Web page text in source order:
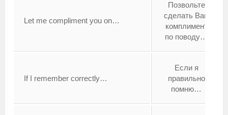
Let me compliment you on…
Позвольте
сделать Вам
комплимент
по поводу…
If I remember correctly…
Если я
правильно
помню…